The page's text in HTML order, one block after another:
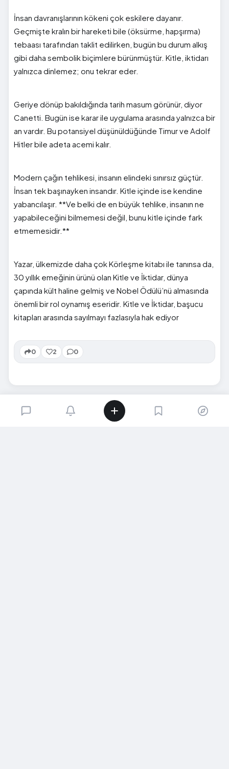
İnsan davranışlarının kökeni çok eskilere dayanır.
Geçmişte kralın bir hareketi bile (öksürme, hapşırma)
tebaası tarafından taklit edilirken, bugün bu durum alkış
gibi daha sembolik biçimlere bürünmüştür. Kitle, iktidarı
yalnızca dinlemez; onu tekrar eder.
Geriye dönüp bakıldığında tarih masum görünür, diyor
Canetti. Bugün ise karar ile uygulama arasında yalnızca bir
an vardır. Bu potansiyel düşünüldüğünde Timur ve Adolf
Hitler bile adeta acemi kalır.
Modern çağın tehlikesi, insanın elindeki sınırsız güçtür.
İnsan tek başınayken insandır. Kitle içinde ise kendine
yabancılaşır. **Ve belki de en büyük tehlike, insanın ne
yapabileceğini bilmemesi değil, bunu kitle içinde fark
etmemesidir.**
Yazar, ülkemizde daha çok Körleşme kitabı ile tanınsa da,
30 yıllık emeğinin ürünü olan Kitle ve İktidar, dünya
çapında kült haline gelmiş ve Nobel Ödülü’nü almasında
önemli bir rol oynamış eseridir. Kitle ve İktidar, başucu
kitapları arasında sayılmayı fazlasıyla hak ediyor
0 2 0
SIRADAKI İÇERIK